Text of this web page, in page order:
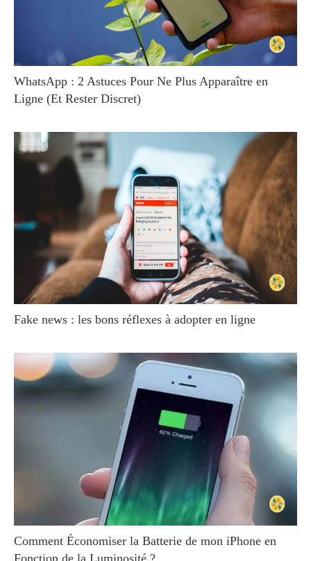
WhatsApp : 2 Astuces Pour Ne Plus Apparaître en
Ligne (Et Rester Discret)
Fake news : les bons réflexes à adopter en ligne
Comment Économiser la Batterie de mon iPhone en
Fonction de la Luminosité ?